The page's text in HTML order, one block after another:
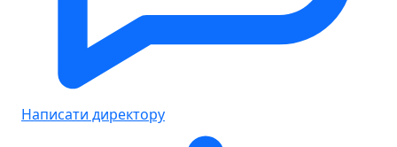
Написати директору